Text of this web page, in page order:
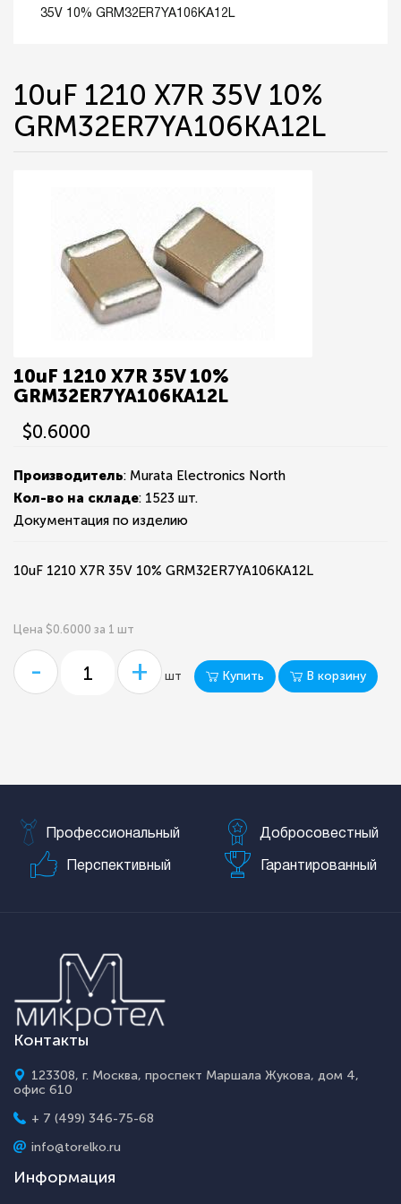
35V 10% GRM32ER7YA106KA12L
10uF 1210 X7R 35V 10%
GRM32ER7YA106KA12L
10uF 1210 X7R 35V 10%
GRM32ER7YA106KA12L
$0.6000
Производитель: Murata Electronics North
Кол-во на складе: 1523 шт.
Документация по изделию
10uF 1210 X7R 35V 10% GRM32ER7YA106KA12L
Цена $0.6000 за 1 шт
- + шт Купить В корзину
Профессиональный Добросовестный
Перспективный Гарантированный
Контакты
123308, г. Москва, проспект Маршала Жукова, дом 4,
офис 610
+ 7 (499) 346-75-68
info@torelko.ru
Информация